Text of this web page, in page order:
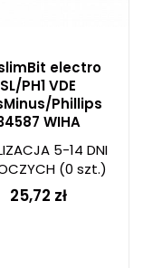
electro
SL/PH1 VDE
Phillips
WIHA
5-14 DNI
(0 szt.)
25,72 zł